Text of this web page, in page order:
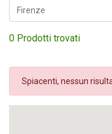
0 Prodotti trovati
Spiacenti, nessun